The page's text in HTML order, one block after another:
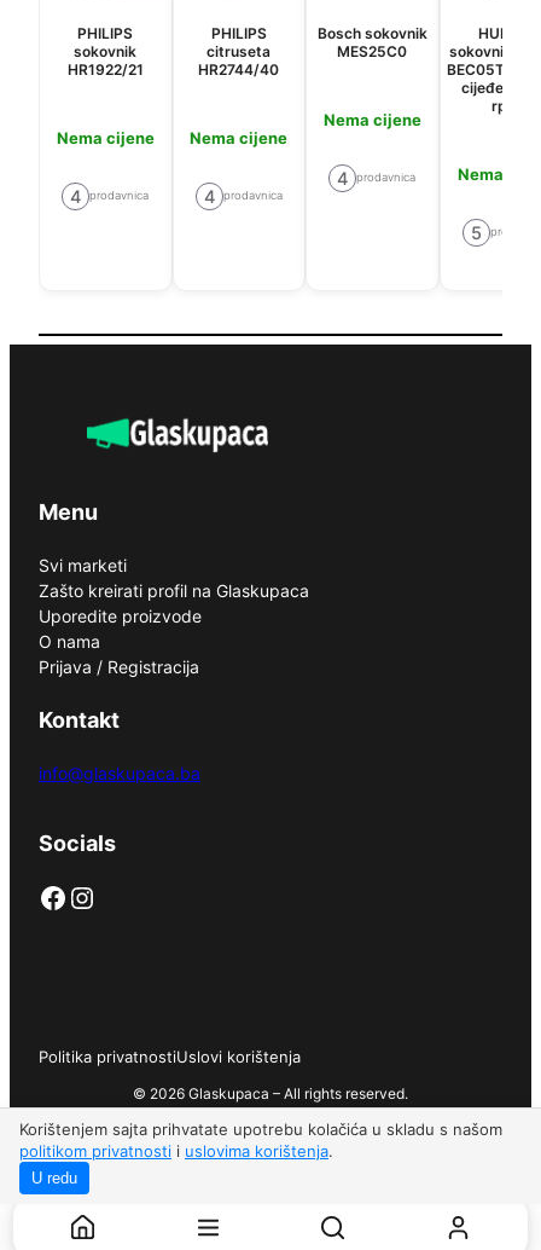
Korištenjem sajta prihvatate upotrebu kolačića u skladu s našom
politikom privatnosti i uslovima korištenja.
U redu
PHILIPS
sokovnik
HR1922/21
Nema cijene
4 prodavnica
PHILIPS
citruseta
HR2744/40
Nema cijene
4 prodavnica
Bosch sokovnik
MES25C0
Nema cijene
4 prodavnica
HUROM
sokovnik
BEC05TG
cijeđenje;
rpm
Nema
5
Menu
Svi marketi
Zašto kreirati profil na Glaskupaca
Uporedite proizvode
O nama
Prijava / Registracija
Kontakt
info@glaskupaca.ba
Socials
Facebook Instagram
Politika privatnostiUslovi korištenja
© 2026 Glaskupaca – All rights reserved.